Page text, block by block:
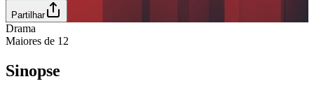
Partilhar
Drama
Maiores de 12
Sinopse